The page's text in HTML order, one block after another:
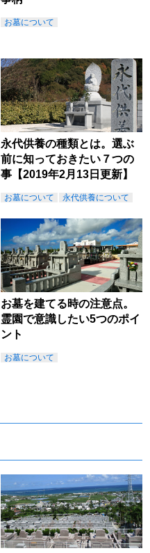
お墓について
永代供養の種類とは。選ぶ
前に知っておきたい７つの
事【2019年2月13日更新】
お墓について 永代供養について
お墓を建てる時の注意点。
霊園で意識したい5つのポイ
ント
お墓について